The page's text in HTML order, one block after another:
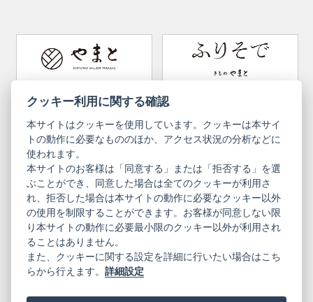
Convenient item Machining options
Obi (made in Okinawa)
Yamato Brand Website
Newsletter User Guide
Privacy Policy Inquiries
Information Pursuant to the Act on
Specified Commercial Transactions Terms of Use
English Japanese
クッキー利用に関する確認
本サイトはクッキーを使用しています。クッキーは本サイ
トの動作に必要なもののほか、アクセス状況の分析などに
使われます。
本サイトのお客様は「同意する」または「拒否する」を選
ぶことができ、同意した場合は全てのクッキーが利用さ
れ、拒否した場合は本サイトの動作に必要なクッキー以外
の使用を制限することができます。お客様が同意しない限
り本サイトの動作に必要最小限のクッキー以外が利用され
ることはありません。
また、クッキーに関する設定を詳細に行いたい場合はこち
らから行えます。詳細設定